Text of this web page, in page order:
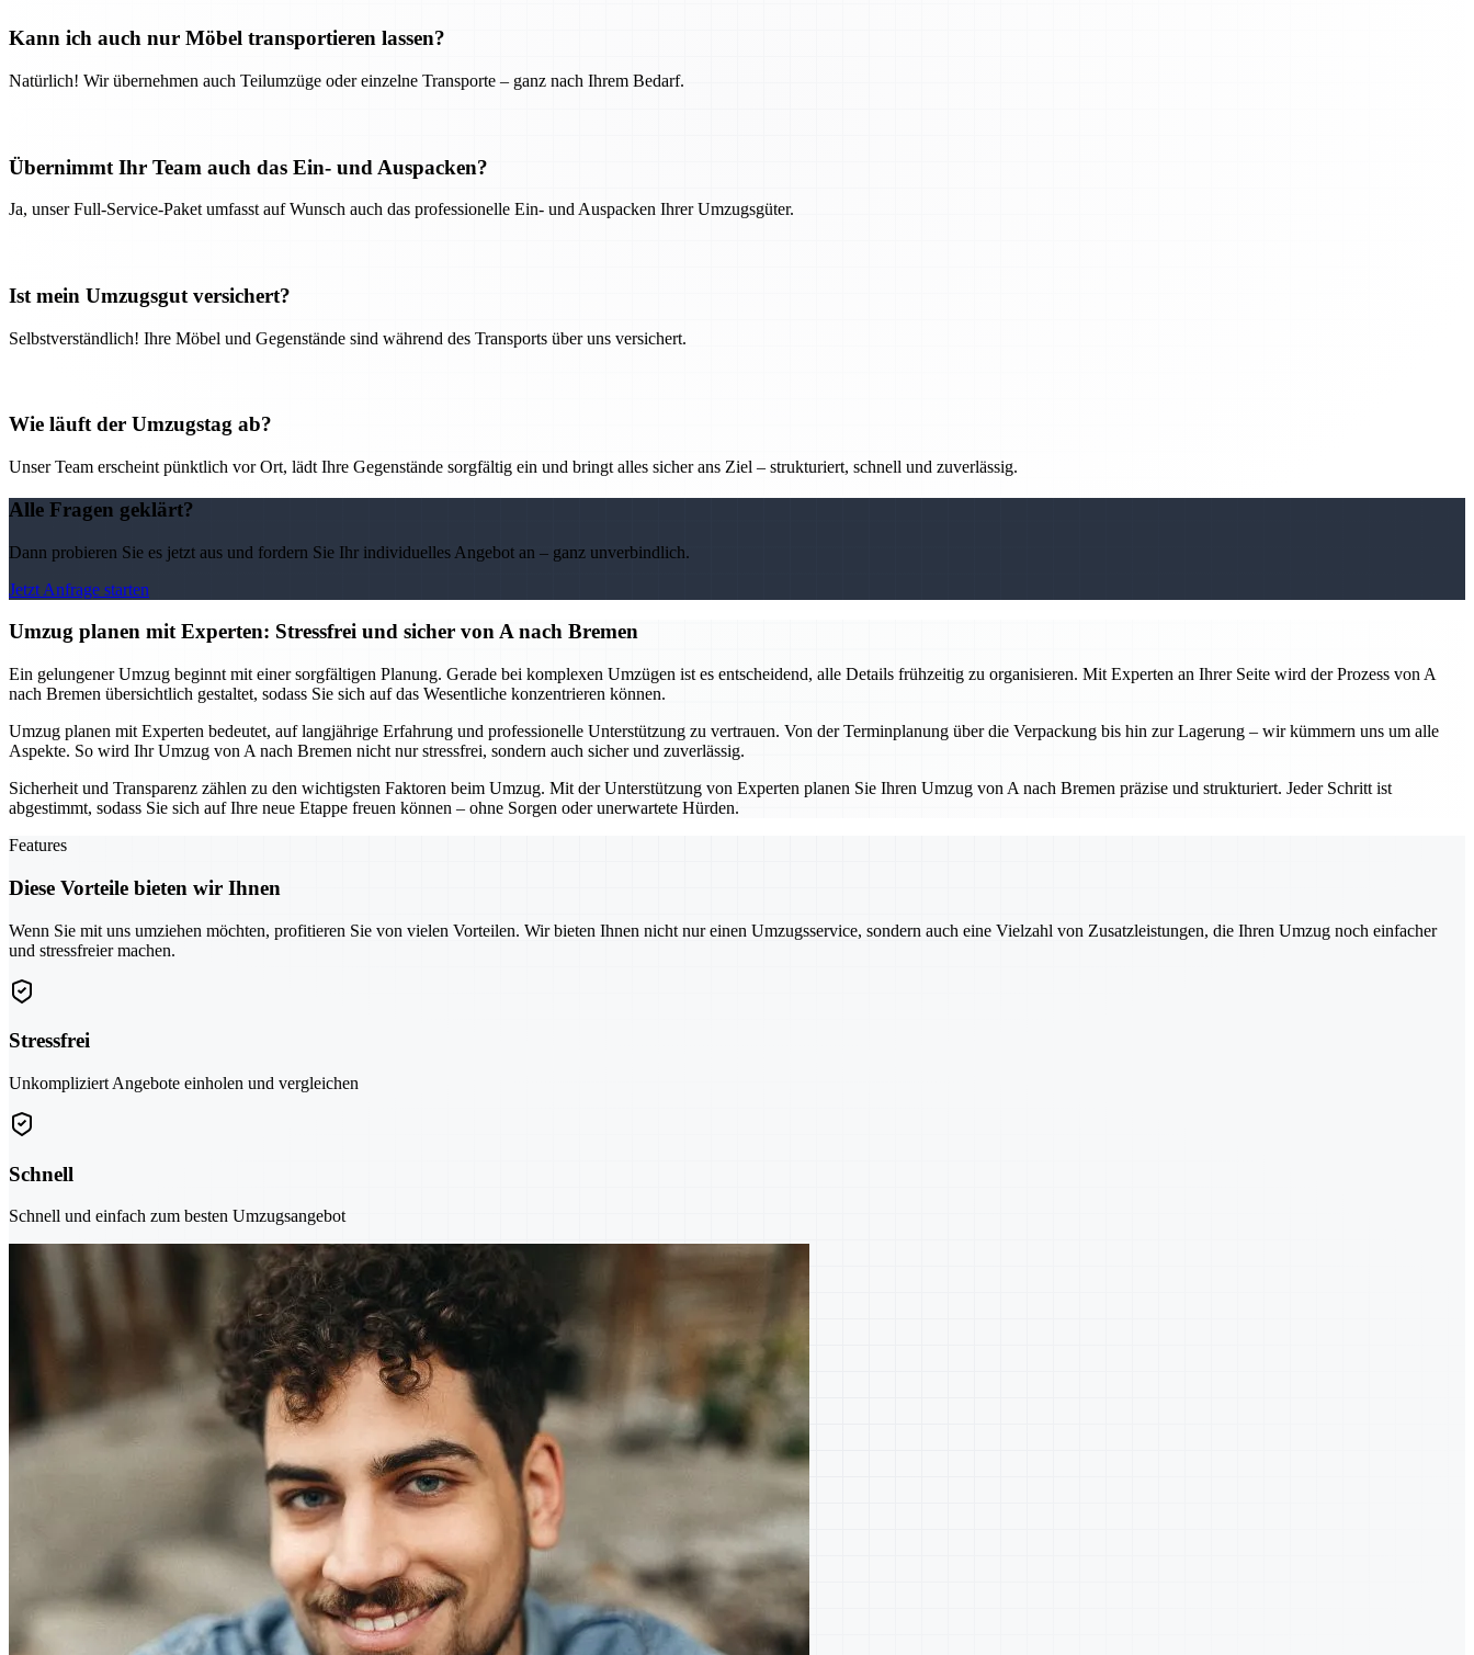
Kann ich auch nur Möbel transportieren lassen?
Natürlich! Wir übernehmen auch Teilumzüge oder einzelne Transporte – ganz nach Ihrem Bedarf.
Übernimmt Ihr Team auch das Ein- und Auspacken?
Ja, unser Full-Service-Paket umfasst auf Wunsch auch das professionelle Ein- und Auspacken Ihrer Umzugsgüter.
Ist mein Umzugsgut versichert?
Selbstverständlich! Ihre Möbel und Gegenstände sind während des Transports über uns versichert.
Wie läuft der Umzugstag ab?
Unser Team erscheint pünktlich vor Ort, lädt Ihre Gegenstände sorgfältig ein und bringt alles sicher ans Ziel – strukturiert, schnell und zuverlässig.
Alle Fragen geklärt?
Dann probieren Sie es jetzt aus und fordern Sie Ihr individuelles Angebot an – ganz unverbindlich.
Jetzt Anfrage starten
Umzug planen mit Experten: Stressfrei und sicher von A nach Bremen
Ein gelungener Umzug beginnt mit einer sorgfältigen Planung. Gerade bei komplexen Umzügen ist es entscheidend, alle Details frühzeitig zu organisieren. Mit Experten an Ihrer Seite wird der Prozess von A
nach Bremen übersichtlich gestaltet, sodass Sie sich auf das Wesentliche konzentrieren können.
Umzug planen mit Experten bedeutet, auf langjährige Erfahrung und professionelle Unterstützung zu vertrauen. Von der Terminplanung über die Verpackung bis hin zur Lagerung – wir kümmern uns um alle
Aspekte. So wird Ihr Umzug von A nach Bremen nicht nur stressfrei, sondern auch sicher und zuverlässig.
Sicherheit und Transparenz zählen zu den wichtigsten Faktoren beim Umzug. Mit der Unterstützung von Experten planen Sie Ihren Umzug von A nach Bremen präzise und strukturiert. Jeder Schritt ist
abgestimmt, sodass Sie sich auf Ihre neue Etappe freuen können – ohne Sorgen oder unerwartete Hürden.
Features
Diese Vorteile bieten wir Ihnen
Wenn Sie mit uns umziehen möchten, profitieren Sie von vielen Vorteilen. Wir bieten Ihnen nicht nur einen Umzugsservice, sondern auch eine Vielzahl von Zusatzleistungen, die Ihren Umzug noch einfacher
und stressfreier machen.
Stressfrei
Unkompliziert Angebote einholen und vergleichen
Schnell
Schnell und einfach zum besten Umzugsangebot